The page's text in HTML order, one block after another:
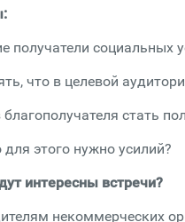
получатели социальных
что в целевой
стать
для этого нужно усилий?
интересны встречи?
некоммерческих